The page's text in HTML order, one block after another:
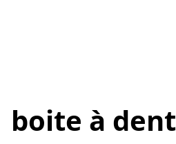
boite à dent